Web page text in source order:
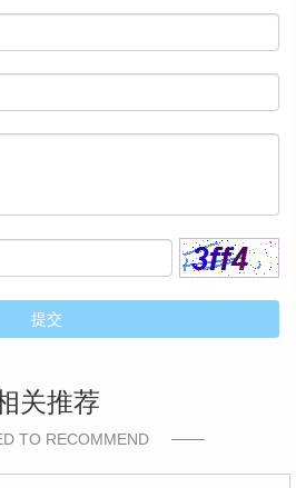
提交
关推荐
TO RECOMMEND